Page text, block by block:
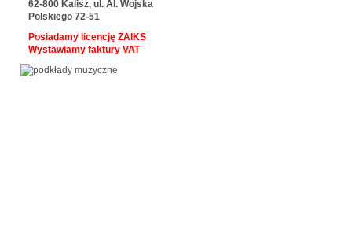
62-800 Kalisz, ul. Al. Wojska
Polskiego 72-51
Posiadamy licencję ZAIKS
Wystawiamy faktury VAT